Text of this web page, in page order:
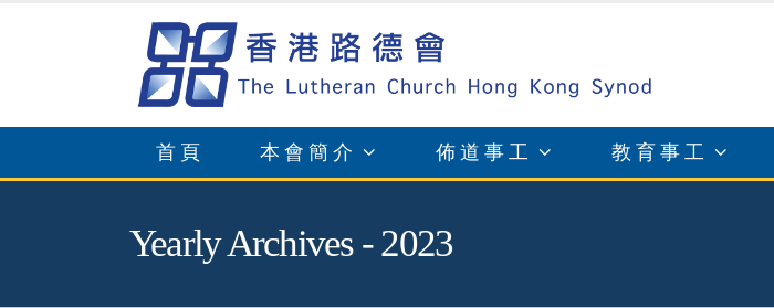
首頁 本會簡介 佈道事工 教育事工
Yearly Archives - 2023